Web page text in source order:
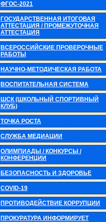
ФГОС-2021
ГОСУДАРСТВЕННАЯ ИТОГОВАЯ
АТТЕСТАЦИЯ / ПРОМЕЖУТОЧНАЯ
АТТЕСТАЦИЯ
ВСЕРОССИЙСКИЕ ПРОВЕРОЧНЫЕ
РАБОТЫ
НАУЧНО-МЕТОДИЧЕСКАЯ РАБОТА
ВОСПИТАТЕЛЬНАЯ СИСТЕМА
ШСК (ШКОЛЬНЫЙ СПОРТИВНЫЙ
КЛУБ)
ТОЧКА РОСТА
СЛУЖБА МЕДИАЦИИ
ОЛИМПИАДЫ / КОНКУРСЫ /
КОНФЕРЕНЦИИ
БЕЗОПАСНОСТЬ И ЗДОРОВЬЕ
COVID-19
ПРОТИВОДЕЙСТВИЕ КОРРУПЦИИ
ПРОКУРАТУРА ИНФОРМИРУЕТ